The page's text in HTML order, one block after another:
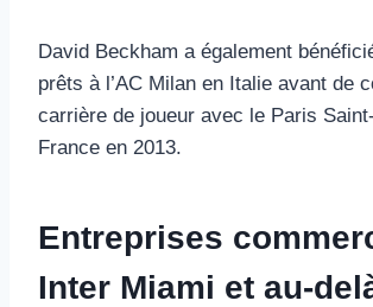
David Beckham a également
prêts à l’AC Milan en Italie avant de
carrière de joueur avec le Paris
France en 2013.
Entreprises
Inter Miami et au-